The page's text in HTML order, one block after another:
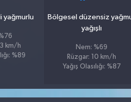
yağmurlu
km/h
%89
Bölgesel düzensiz
yağışlı
Nem: %69
Rüzgar: 10 km/h
Yağış Olasılığı: %87